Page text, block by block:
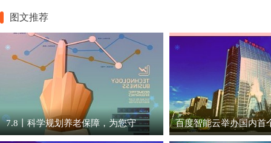
图文推荐
7.8丨科学规划养老保障，为您守 百度智能云举办国内首